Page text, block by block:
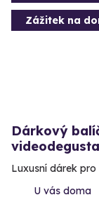
Zážitek na
Dárkový
Luxusní dárek
U vás doma